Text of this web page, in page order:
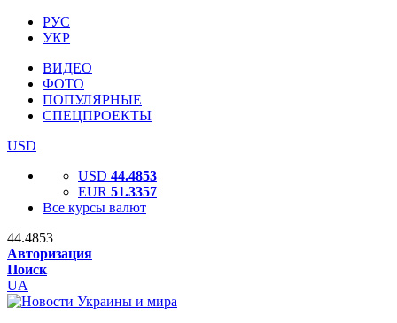
РУС
УКР
ВИДЕО
ФОТО
ПОПУЛЯРНЫЕ
СПЕЦПРОЕКТЫ
USD
USD 44.4853
EUR 51.3357
Все курсы валют
44.4853
Авторизация
Поиск
UA